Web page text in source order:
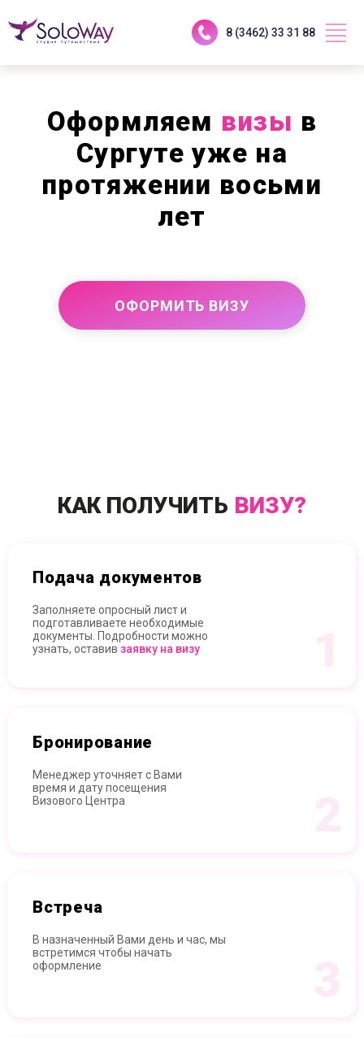
8 (3462) 33 31 88
Оформляем визы в
Сургуте уже на
протяжении восьми
лет
ОФОРМИТЬ ВИЗУ
КАК ПОЛУЧИТЬ ВИЗУ?
Подача документов
Заполняете опросный лист и
подготавливаете необходимые
документы. Подробности можно
узнать, оставив заявку на визу
Бронирование
Менеджер уточняет с Вами
время и дату посещения
Визового Центра
Встреча
В назначенный Вами день и час, мы
встретимся чтобы начать
оформление